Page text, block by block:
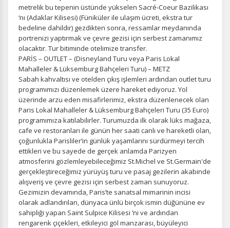
İstatistik Çerezleri
Ziyaretçilerin siteyi nasıl kullandığını anonim olarak
ölçeriz. Hangi sayfaların popüler olduğunu ve
kullanıcıların nerede zorluk yaşadığını anlamamıza
yardımcı olur.
Pazarlama Çerezleri
Size ve ilgi alanlarınıza uygun reklamlar göstermek için
kullanılır. Kapatırsanız reklamları görmeye devam
edersiniz, ancak daha az alakalı olabilirler.
Tercihleri Kaydet
metrelik bu tepenin üstünde yükselen Sacré-Coeur Bazilikası
‘nı (Adaklar Kilisesi) (Füniküler ile ulaşım ücreti, ekstra tur
bedeline dahildir) gezdikten sonra, ressamlar meydanında
portrenizi yaptırmak ve çevre gezisi için serbest zamanımız
olacaktır. Tur bitiminde otelimize transfer.
PARİS – OUTLET – (Disneyland Turu veya Paris Lokal
Mahalleler & Lüksemburg Bahçeleri Turu) – METZ
Sabah kahvaltısı ve otelden çıkış işlemleri ardından outlet turu
programımızı düzenlemek üzere hareket ediyoruz. Yol
üzerinde arzu eden misafirlerimiz, ekstra düzenlenecek olan
Paris Lokal Mahalleler & Lüksemburg Bahçeleri Turu (35 Euro)
programımıza katılabilirler. Turumuzda ilk olarak lüks mağaza,
cafe ve restoranları ile günün her saati canlı ve hareketli olan,
çoğunlukla Parisliler’in günlük yaşamlarını sürdürmeyi tercih
ettikleri ve bu sayede de gerçek anlamda Parizyen
atmosferini gözlemleyebileceğimiz St.Michel ve St.Germain'de
gerçekleştireceğimiz yürüyüş turu ve pasaj gezilerin akabinde
alışveriş ve çevre gezisi için serbest zaman sunuyoruz.
Gezimizin devamında, Paris’te sanatsal mimarinin incisi
olarak adlandırılan, dünyaca ünlü birçok ismin düğününe ev
sahipliği yapan Saint Sulpice Kilisesi ‘ni ve ardından
rengarenk çiçekleri, etkileyici göl manzarası, büyüleyici